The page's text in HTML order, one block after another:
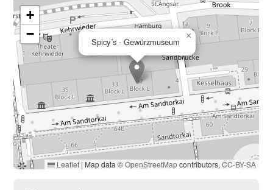
Spicy´s - Gewürzmuseum
×
+
−
Leaflet | Map data ©OpenStreetMapcontributors,CC-BY-SA